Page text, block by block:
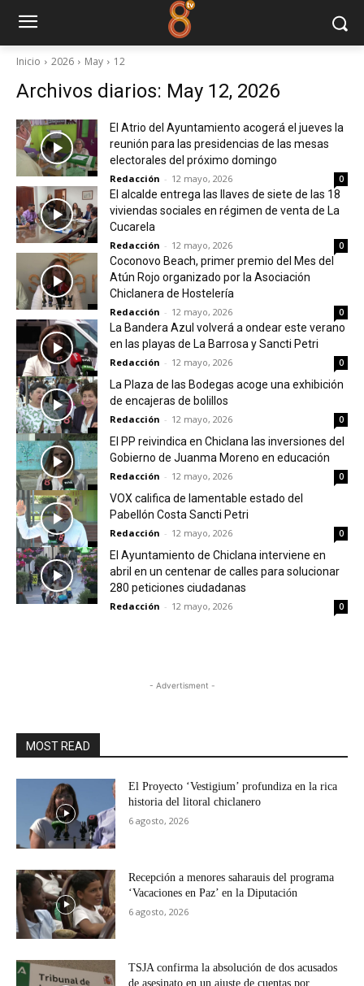
Inicio 2026 May 12
Archivos diarios: May 12, 2026
El Atrio del Ayuntamiento acogerá el jueves la
reunión para las presidencias de las mesas
electorales del próximo domingo
Redacción - 12 mayo, 2026 0
El alcalde entrega las llaves de siete de las 18
viviendas sociales en régimen de venta de La
Cucarela
Redacción - 12 mayo, 2026 0
Coconovo Beach, primer premio del Mes del
Atún Rojo organizado por la Asociación
Chiclanera de Hostelería
Redacción - 12 mayo, 2026 0
La Bandera Azul volverá a ondear este verano
en las playas de La Barrosa y Sancti Petri
Redacción - 12 mayo, 2026 0
La Plaza de las Bodegas acoge una exhibición
de encajeras de bolillos
Redacción - 12 mayo, 2026 0
El PP reivindica en Chiclana las inversiones del
Gobierno de Juanma Moreno en educación
Redacción - 12 mayo, 2026 0
VOX califica de lamentable estado del
Pabellón Costa Sancti Petri
Redacción - 12 mayo, 2026 0
El Ayuntamiento de Chiclana interviene en
abril en un centenar de calles para solucionar
280 peticiones ciudadanas
Redacción - 12 mayo, 2026 0
- Advertisment -
MOST READ
El Proyecto ‘Vestigium’ profundiza en la rica
historia del litoral chiclanero
6 agosto, 2026
Recepción a menores saharauis del programa
‘Vacaciones en Paz’ en la Diputación
6 agosto, 2026
TSJA confirma la absolución de dos acusados
de asesinato en un ajuste de cuentas por